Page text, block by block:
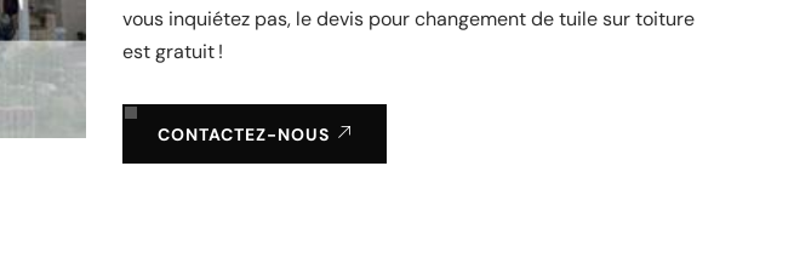
vous inquiétez pas, le devis pour changement de tuile sur toiture
est gratuit !
CONTACTEZ-NOUS